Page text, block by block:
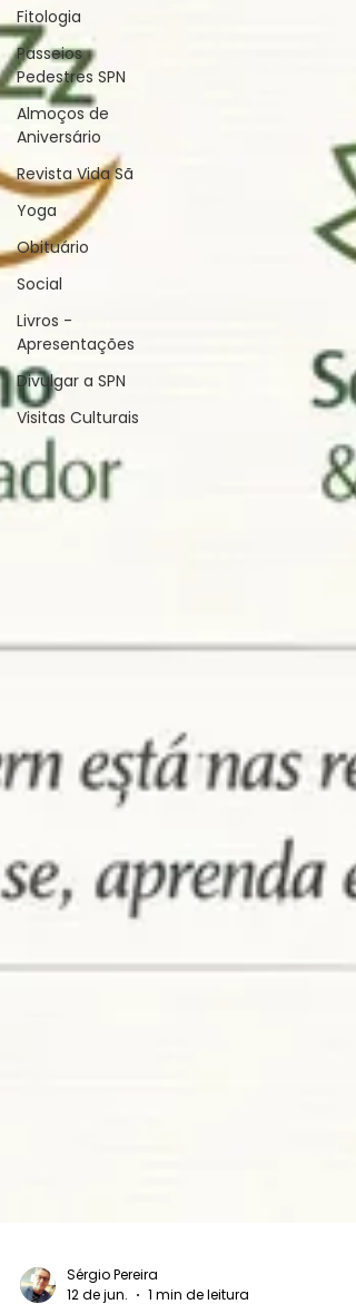
Fitologia
Passeios
Pedestres SPN
Almoços de
Aniversário
Revista Vida Sã
Yoga
Obituário
Social
Livros -
Apresentações
Divulgar a SPN
Visitas Culturais